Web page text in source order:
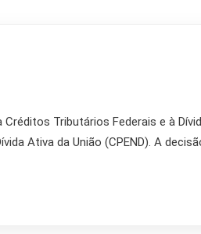
Tributários Federais e à
Ativa da União (CPEND). A